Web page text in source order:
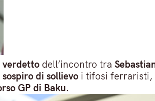
verdetto dell’incontro tra
sospiro di sollievo i tifosi ferraristi,
GP di Baku.